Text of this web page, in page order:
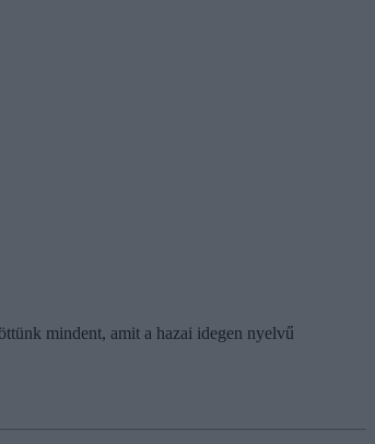
mindent, amit a hazai idegen nyelvű